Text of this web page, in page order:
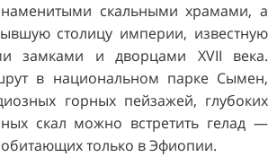
скальными храмами, а
столицу империи, известную
замками и дворцами XVII века.
в национальном парке Сымен,
горных пейзажей, глубоких
скал можно встретить гелад —
только в Эфиопии.